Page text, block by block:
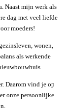
Naast mijn werk als
dag met veel liefde
moeders!
wonen,
als werkende
Daarom vind je op
onze persoonlijke